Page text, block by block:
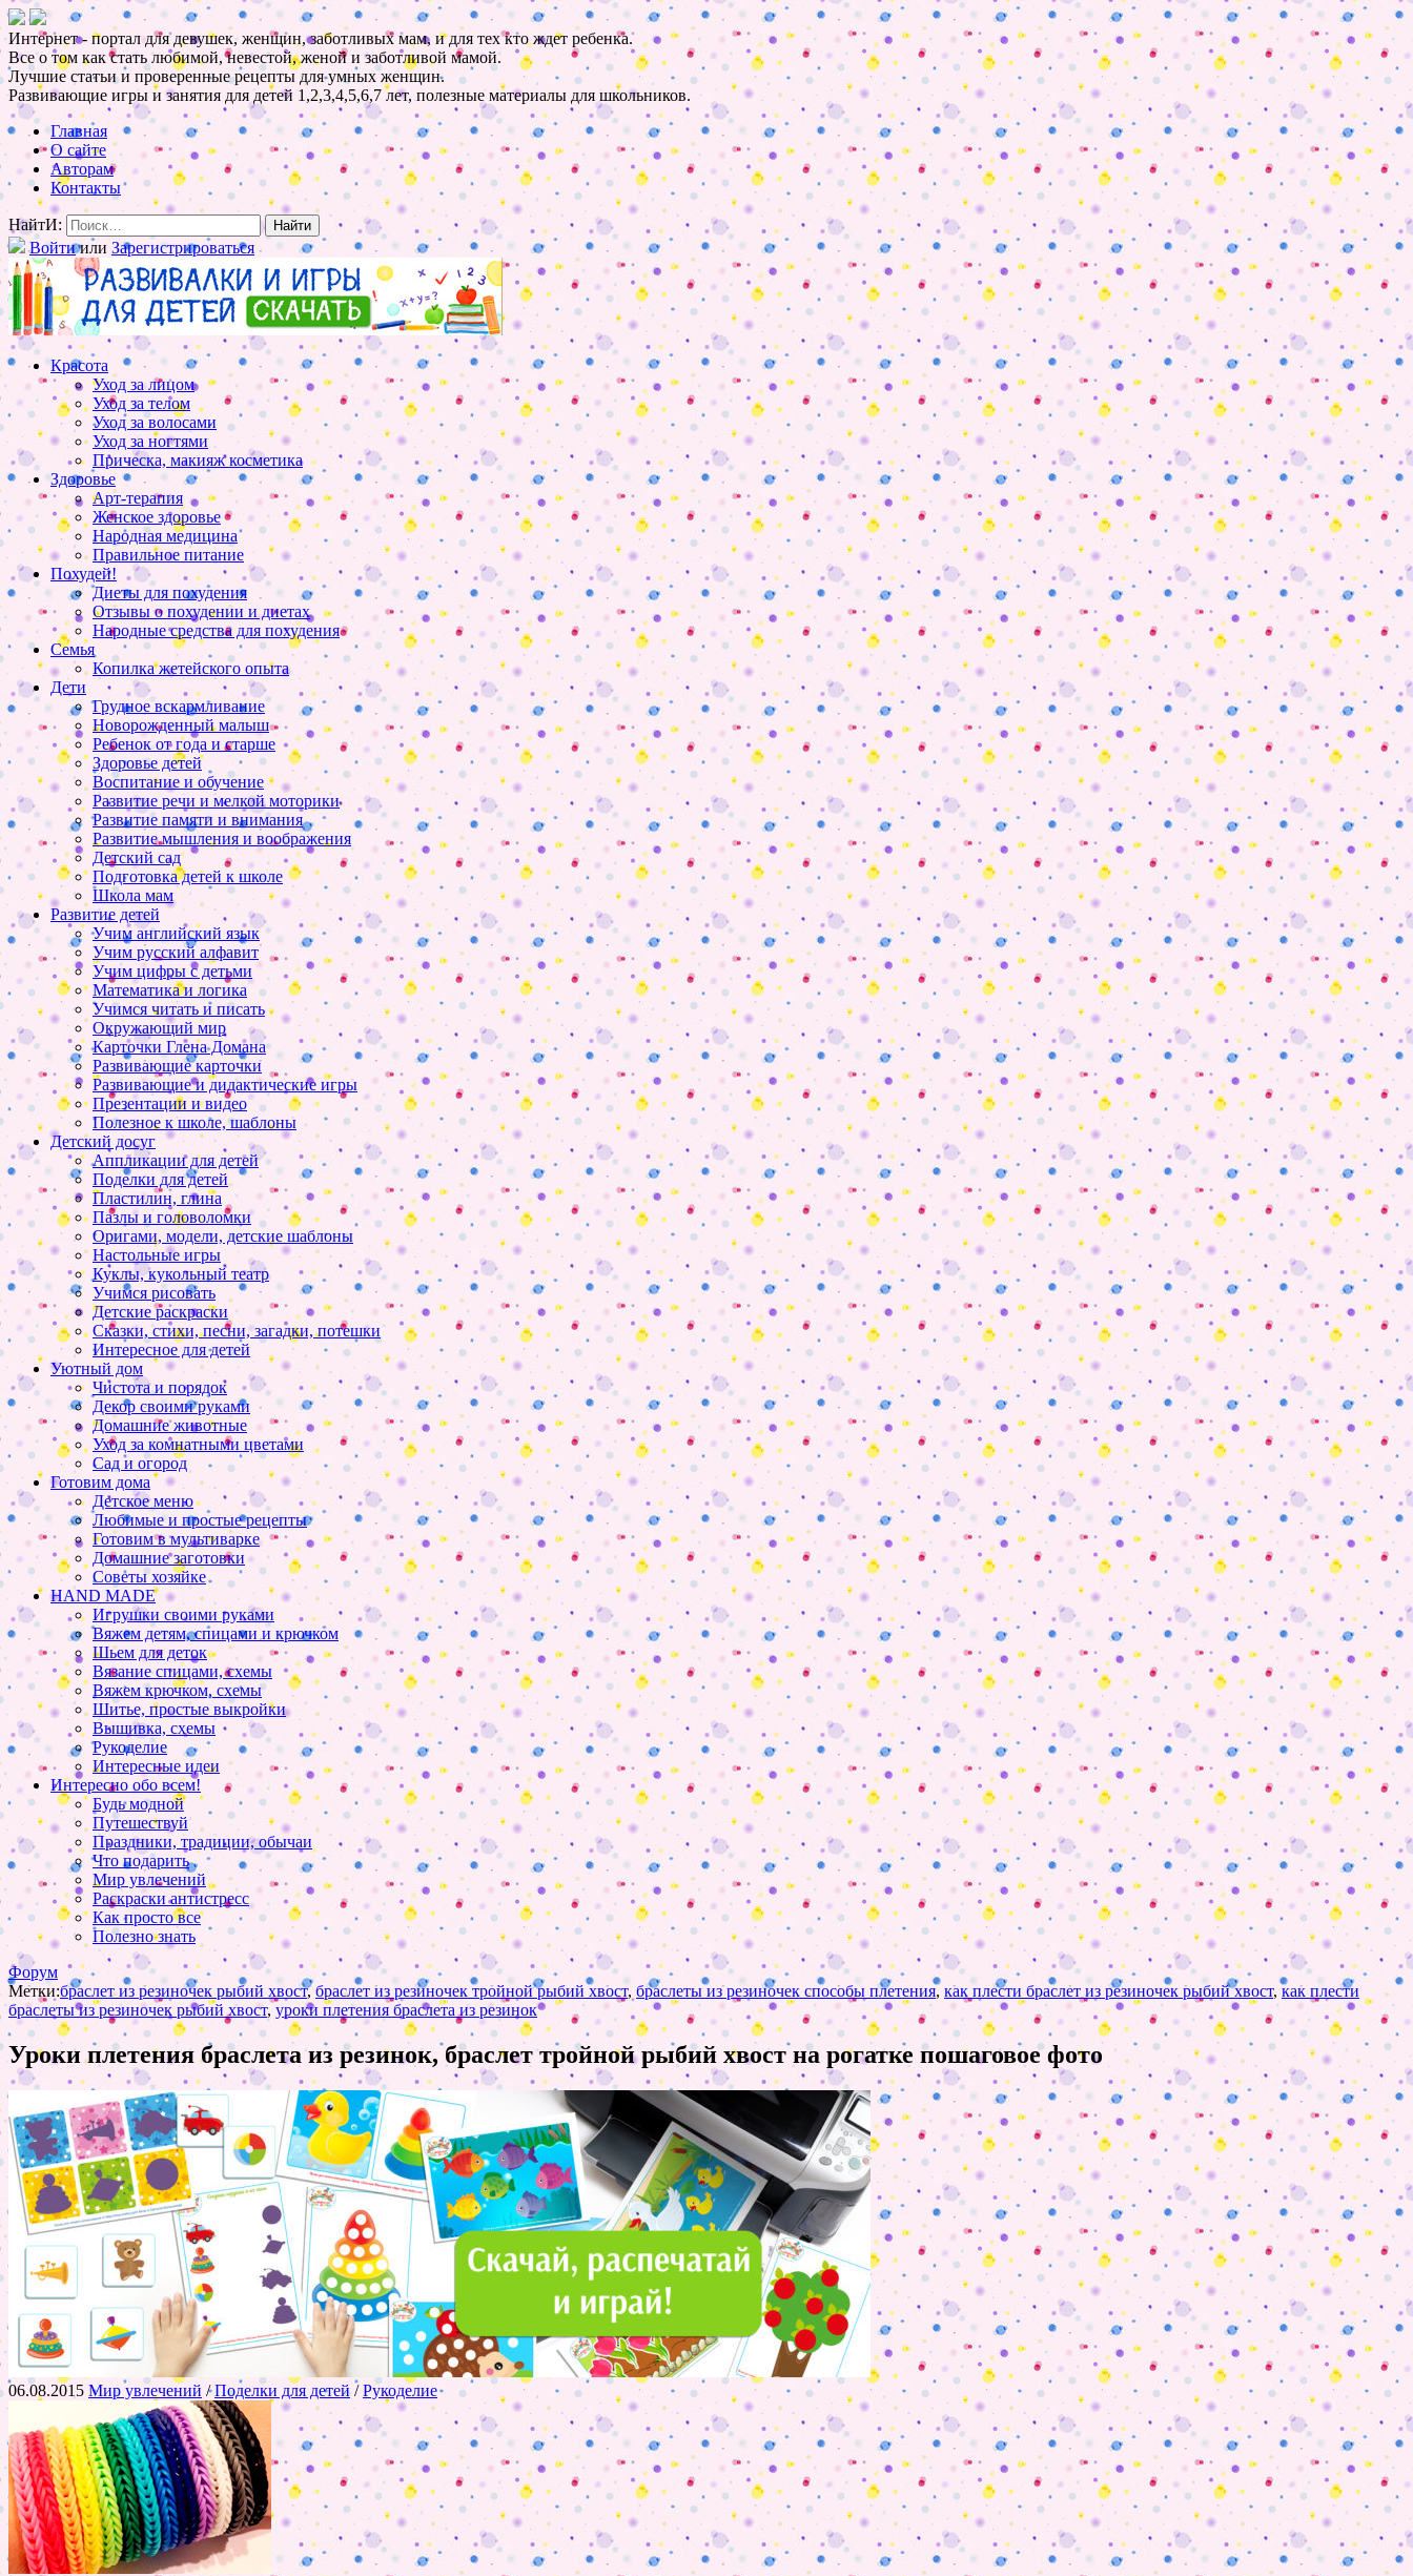
Интернет - портал для девушек, женщин, заботливых мам, и для тех кто ждет ребенка.
Все о том как стать любимой, невестой, женой и заботливой мамой.
Лучшие статьи и проверенные рецепты для умных женщин.
Развивающие игры и занятия для детей 1,2,3,4,5,6,7 лет, полезные материалы для школьников.
Главная
О сайте
Авторам
Контакты
НайтИ:
Войтиили Зарегистрироваться
Красота
Уход за лицом
Уход за телом
Уход за волосами
Уход за ногтями
Прическа, макияж косметика
Здоровье
Арт-терапия
Женское здоровье
Народная медицина
Правильное питание
Похудей!
Диеты для похудения
Отзывы о похудении и диетах
Народные средства для похудения
Семья
Копилка жетейского опыта
Дети
Грудное вскармливание
Новорожденный малыш
Ребенок от года и старше
Здоровье детей
Воспитание и обучение
Развитие речи и мелкой моторики
Развитие памяти и внимания
Развитие мышления и воображения
Детский сад
Подготовка детей к школе
Школа мам
Развитие детей
Учим английский язык
Учим русский алфавит
Учим цифры с детьми
Математика и логика
Учимся читать и писать
Окружающий мир
Карточки Глена Домана
Развивающие карточки
Развивающие и дидактические игры
Презентации и видео
Полезное к школе, шаблоны
Детский досуг
Аппликации для детей
Поделки для детей
Пластилин, глина
Пазлы и головоломки
Оригами, модели, детские шаблоны
Настольные игры
Куклы, кукольный театр
Учимся рисовать
Детские раскраски
Сказки, стихи, песни, загадки, потешки
Интересное для детей
Уютный дом
Чистота и порядок
Декор своими руками
Домашние животные
Уход за комнатными цветами
Сад и огород
Готовим дома
Детское меню
Любимые и простые рецепты
Готовим в мультиварке
Домашние заготовки
Советы хозяйке
HAND MADE
Игрушки своими руками
Вяжем детям, спицами и крючком
Шьем для деток
Вязание спицами, схемы
Вяжем крючком, схемы
Шитье, простые выкройки
Вышивка, схемы
Рукоделие
Интересные идеи
Интересно обо всем!
Будь модной
Путешествуй
Праздники, традиции, обычаи
Что подарить
Мир увлечений
Раскраски антистресс
Как просто все
Полезно знать
Форум
Метки:браслет из резиночек рыбий хвост,браслет из резиночек тройной рыбий хвост, браслеты из резиночек способы плетения, как плести браслет из резиночек рыбий хвост,как плести
браслеты из резиночек рыбий хвост,уроки плетения браслета из резинок
Уроки плетения браслета из резинок, браслет тройной рыбий хвост на рогатке пошаговое фото
06.08.2015 Мир увлечений /Поделки для детей /Рукоделие